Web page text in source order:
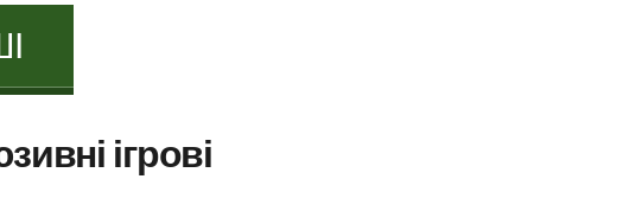
ігрові